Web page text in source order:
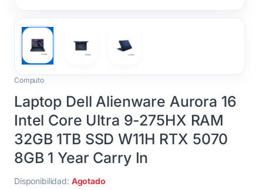
Computo
Laptop Dell Alienware Aurora 16
Intel Core Ultra 9-275HX RAM
32GB 1TB SSD W11H RTX 5070
8GB 1 Year Carry In
Disponibilidad: Agotado